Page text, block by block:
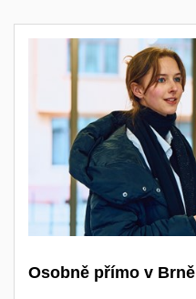
Osobně přímo v Brně